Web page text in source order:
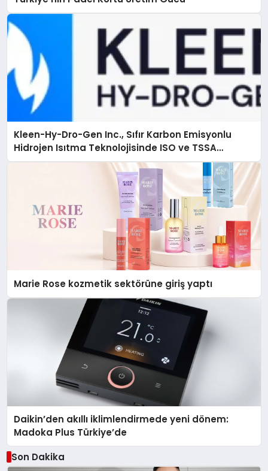
Kleen-Hy-Dro-Gen Inc., Sıfır Karbon Emisyonlu
Hidrojen Isıtma Teknolojisinde ISO ve TSSA
Düzenleyici Onaylarını Aldı
Marie Rose kozmetik sektörüne giriş yaptı
Daikin’den akıllı iklimlendirmede yeni dönem:
Madoka Plus Türkiye’de
Son Dakika